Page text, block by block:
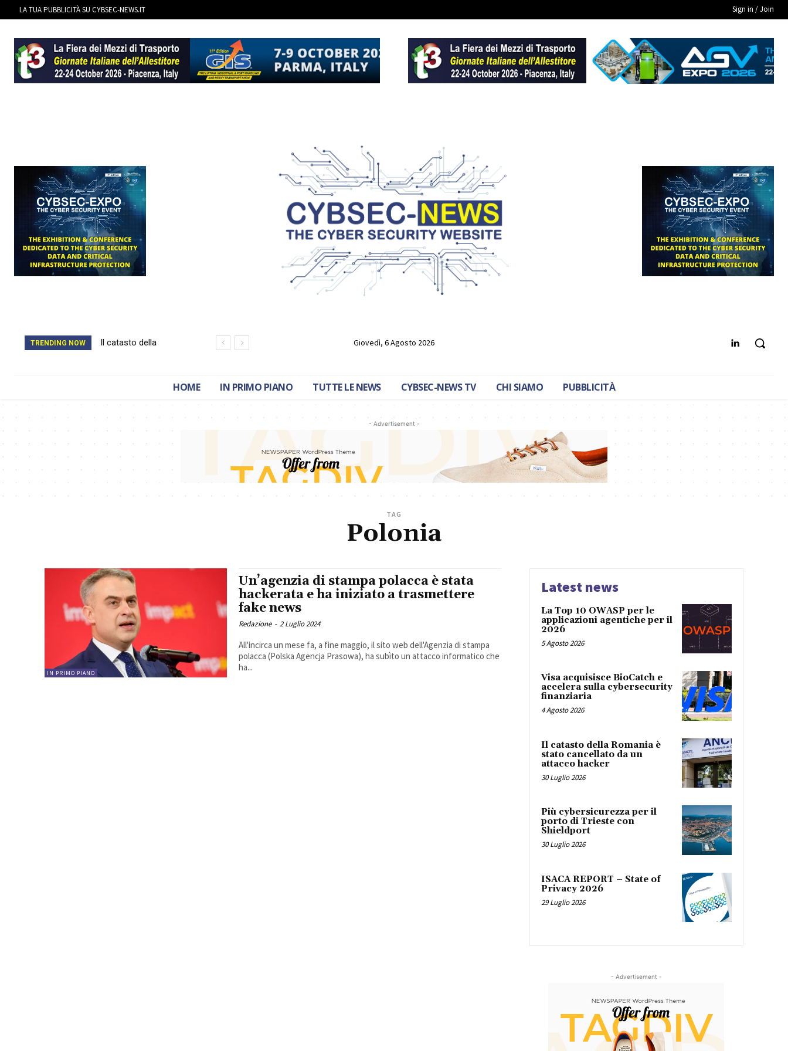
LA TUA PUBBLICITÀ SU CYBSEC-NEWS.IT Sign in / Join
TRENDING NOW
Il catasto della
Giovedì, 6 Agosto 2026
HOME IN PRIMO PIANO TUTTE LE NEWS CYBSEC-NEWS TV CHI SIAMO PUBBLICITÀ
- Advertisement -
TAG
Polonia
IN PRIMO PIANO
Un’agenzia di stampa polacca è stata
hackerata e ha iniziato a trasmettere
fake news
Redazione - 2 Luglio 2024
All'incirca un mese fa, a fine maggio, il sito web dell'Agenzia di stampa
polacca (Polska Agencja Prasowa), ha subìto un attacco informatico che
ha...
Latest news
La Top 10 OWASP per le
applicazioni agentiche per il
2026
5 Agosto 2026
Visa acquisisce BioCatch e
accelera sulla cybersecurity
finanziaria
4 Agosto 2026
Il catasto della Romania è
stato cancellato da un
attacco hacker
30 Luglio 2026
Più cybersicurezza per il
porto di Trieste con
Shieldport
30 Luglio 2026
ISACA REPORT – State of
Privacy 2026
29 Luglio 2026
- Advertisement -